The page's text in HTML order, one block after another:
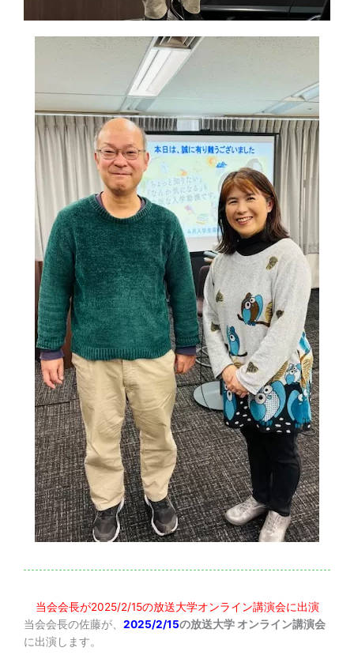
当会会長が2025/2/15の放送大学オンライン講演会に出演
当会会長の佐藤が、 2025/2/15の放送大学 オンライン講演会
に出演します。